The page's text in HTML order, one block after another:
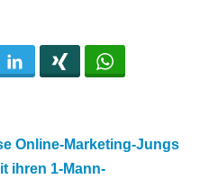
LinkedIn
Online-Marketing-Jungs
ihren 1-Mann-